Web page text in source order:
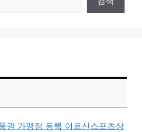
권 가맹점 등록 어르신스포츠상